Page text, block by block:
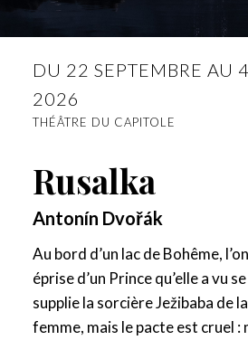
DU 22 SEPTEMBRE AU
2026
THÉÂTRE DU CAPITOLE
Rusalka
Antonín Dvořák
Au bord d’un lac de Bohême,
éprise d’un Prince qu’elle a vu
supplie la sorcière Ježibaba de
femme, mais le pacte est cruel